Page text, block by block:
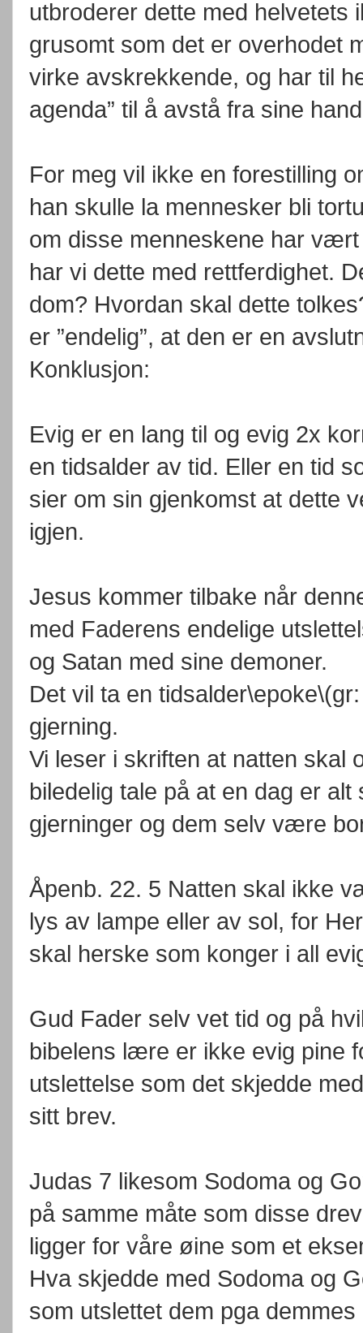
utbroderer dette med helvetets
grusomt som det er overhodet
virke avskrekkende, og har til
agenda” til å avstå fra sine
For meg vil ikke en forestilling
han skulle la mennesker bli
om disse menneskene har
har vi dette med rettferdighet.
dom? Hvordan skal dette
er ”endelig”, at den er en
Konklusjon:
Evig er en lang til og evig 2x
en tidsalder av tid. Eller en tid
sier om sin gjenkomst at dette
igjen.
Jesus kommer tilbake når
med Faderens endelige
og Satan med sine demoner.
Det vil ta en
gjerning.
Vi leser i skriften at natten
biledelig tale på at en dag er
gjerninger og dem selv være
Åpenb. 22. 5 Natten skal ikke
lys av lampe eller av sol, for
skal herske som konger i all
Gud Fader selv vet tid og på
bibelens lære er ikke evig pine
utslettelse som det skjedde
sitt brev.
Judas 7 likesom Sodoma og
på samme måte som disse
ligger for våre øine som et
Hva skjedde med Sodoma og
som utslettet dem pga demmes